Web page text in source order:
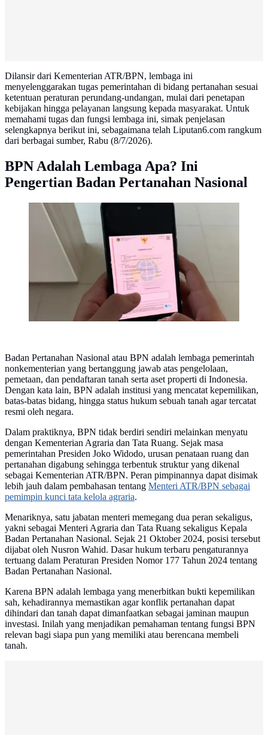
Dilansir dari Kementerian ATR/BPN, lembaga ini
menyelenggarakan tugas pemerintahan di bidang pertanahan sesuai
ketentuan peraturan perundang-undangan, mulai dari penetapan
kebijakan hingga pelayanan langsung kepada masyarakat. Untuk
memahami tugas dan fungsi lembaga ini, simak penjelasan
selengkapnya berikut ini, sebagaimana telah Liputan6.com rangkum
dari berbagai sumber, Rabu (8/7/2026).
BPN Adalah Lembaga Apa? Ini
Pengertian Badan Pertanahan Nasional
Kepemilikan lahan dituangkan melalui kepemilikan
sertifikat rumah atau tanah. Dok BPN
Badan Pertanahan Nasional atau BPN adalah lembaga pemerintah
nonkementerian yang bertanggung jawab atas pengelolaan,
pemetaan, dan pendaftaran tanah serta aset properti di Indonesia.
Dengan kata lain, BPN adalah institusi yang mencatat kepemilikan,
batas-batas bidang, hingga status hukum sebuah tanah agar tercatat
resmi oleh negara.
Dalam praktiknya, BPN tidak berdiri sendiri melainkan menyatu
dengan Kementerian Agraria dan Tata Ruang. Sejak masa
pemerintahan Presiden Joko Widodo, urusan penataan ruang dan
pertanahan digabung sehingga terbentuk struktur yang dikenal
sebagai Kementerian ATR/BPN. Peran pimpinannya dapat disimak
lebih jauh dalam pembahasan tentang Menteri ATR/BPN sebagai
pemimpin kunci tata kelola agraria.
Menariknya, satu jabatan menteri memegang dua peran sekaligus,
yakni sebagai Menteri Agraria dan Tata Ruang sekaligus Kepala
Badan Pertanahan Nasional. Sejak 21 Oktober 2024, posisi tersebut
dijabat oleh Nusron Wahid. Dasar hukum terbaru pengaturannya
tertuang dalam Peraturan Presiden Nomor 177 Tahun 2024 tentang
Badan Pertanahan Nasional.
Karena BPN adalah lembaga yang menerbitkan bukti kepemilikan
sah, kehadirannya memastikan agar konflik pertanahan dapat
dihindari dan tanah dapat dimanfaatkan sebagai jaminan maupun
investasi. Inilah yang menjadikan pemahaman tentang fungsi BPN
relevan bagi siapa pun yang memiliki atau berencana membeli
tanah.